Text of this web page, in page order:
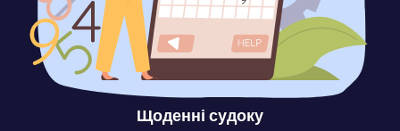
Щоденні судоку